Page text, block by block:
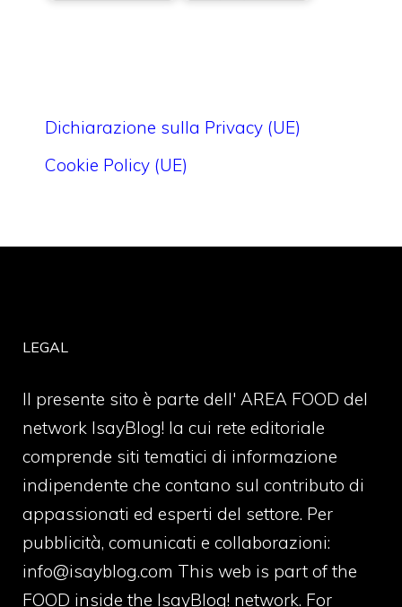
Dichiarazione sulla Privacy (UE)
Cookie Policy (UE)
LEGAL
Il presente sito è parte dell' AREA FOOD del
network IsayBlog! la cui rete editoriale
comprende siti tematici di informazione
indipendente che contano sul contributo di
appassionati ed esperti del settore. Per
pubblicità, comunicati e collaborazioni:
info@isayblog.com This web is part of the
FOOD inside the IsayBlog! network. For